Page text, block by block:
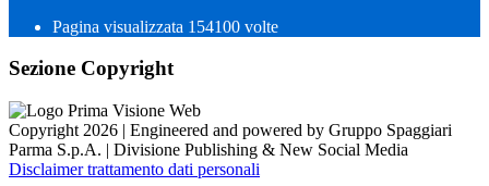
Pagina visualizzata 154100 volte
Sezione Copyright
Copyright 2026 | Engineered and powered by Gruppo Spaggiari
Parma S.p.A. | Divisione Publishing & New Social Media
Disclaimer trattamento dati personali